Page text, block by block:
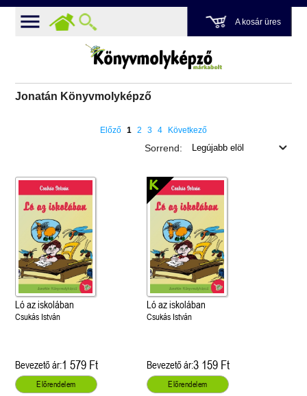
A kosár üres
Jonatán Könyvmolyképző
Előző 1 2 3 4 Következő
Sorrend:
Ló az iskolában
Csukás István
Bevezető ár:1 579 Ft
Előrendelem
Ló az iskolában
Csukás István
Bevezető ár:3 159 Ft
Előrendelem